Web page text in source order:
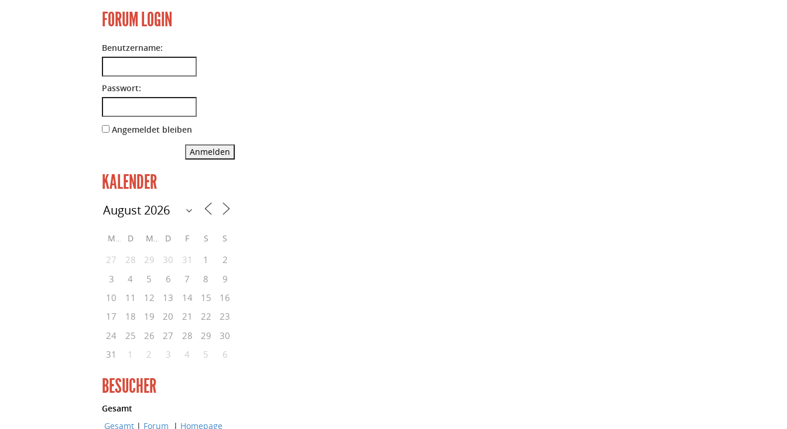
FORUM LOGIN
Benutzername:
Passwort:
Angemeldet bleiben
Anmelden
KALENDER
M D M D F S S
27 28 29 30 31 1
2
3
4 5 6 7 8
9
10
11 12 13 14 15
16
17
18 19 20 21 22
23
24
25 26 27 28 29
30
31
1 2 3 4 5 6
BESUCHER
Gesamt
Gesamt | Forum | Homepage